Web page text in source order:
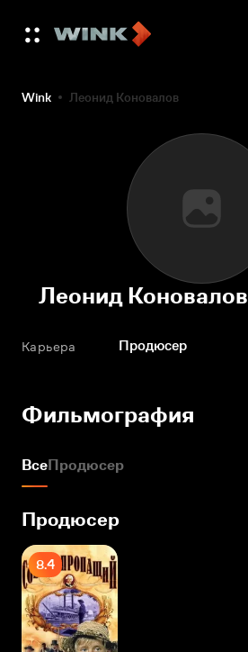
Wink Леонид Коновалов
Леонид Коновалов
Карьера Продюсер
Фильмография
ВсеПродюсер
Продюсер
8.4